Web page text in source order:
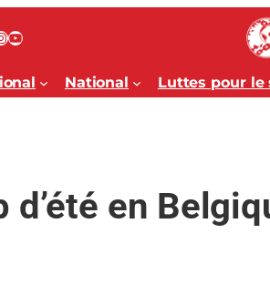
YouTube
National Luttes pour le
d’été en